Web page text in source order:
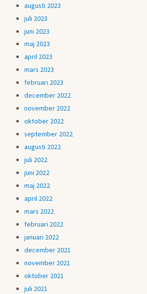
augusti 2023
juli 2023
juni 2023
maj 2023
april 2023
mars 2023
februari 2023
december 2022
november 2022
oktober 2022
september 2022
augusti 2022
juli 2022
juni 2022
maj 2022
april 2022
mars 2022
februari 2022
januari 2022
december 2021
november 2021
oktober 2021
juli 2021